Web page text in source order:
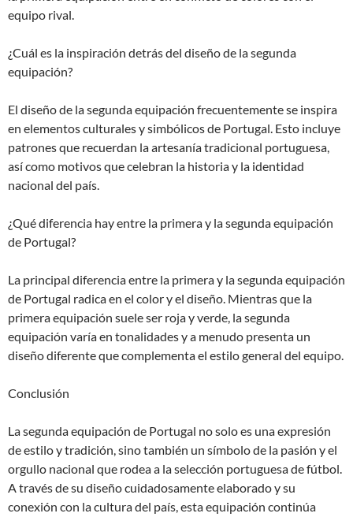
equipo rival.
¿Cuál es la inspiración detrás del diseño de la segunda
equipación?
El diseño de la segunda equipación frecuentemente se inspira
en elementos culturales y simbólicos de Portugal. Esto incluye
patrones que recuerdan la artesanía tradicional portuguesa,
así como motivos que celebran la historia y la identidad
nacional del país.
¿Qué diferencia hay entre la primera y la segunda equipación
de Portugal?
La principal diferencia entre la primera y la segunda equipación
de Portugal radica en el color y el diseño. Mientras que la
primera equipación suele ser roja y verde, la segunda
equipación varía en tonalidades y a menudo presenta un
diseño diferente que complementa el estilo general del equipo.
Conclusión
La segunda equipación de Portugal no solo es una expresión
de estilo y tradición, sino también un símbolo de la pasión y el
orgullo nacional que rodea a la selección portuguesa de fútbol.
A través de su diseño cuidadosamente elaborado y su
conexión con la cultura del país, esta equipación continúa